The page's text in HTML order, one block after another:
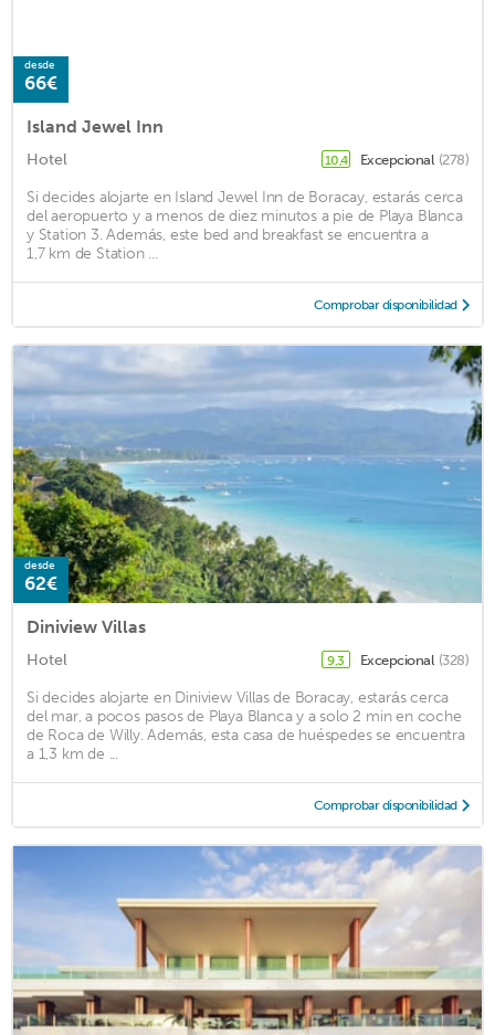
desde
66€
Island Jewel Inn
Hotel 10,4 Excepcional (278)
Si decides alojarte en Island Jewel Inn de Boracay, estarás cerca
del aeropuerto y a menos de diez minutos a pie de Playa Blanca
y Station 3. Además, este bed and breakfast se encuentra a
1,7 km de Station ...
Comprobar disponibilidad
desde
62€
Diniview Villas
Hotel 9,3 Excepcional (328)
Si decides alojarte en Diniview Villas de Boracay, estarás cerca
del mar, a pocos pasos de Playa Blanca y a solo 2 min en coche
de Roca de Willy. Además, esta casa de huéspedes se encuentra
a 1,3 km de ...
Comprobar disponibilidad